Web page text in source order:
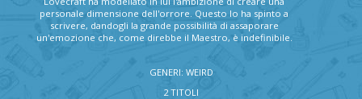
personale dimensione dell'orrore. Questo lo ha spinto a
scrivere, dandogli la grande possibilità di assaporare
un'emozione che, come direbbe il Maestro, è indefinibile.
GENERI: WEIRD
2 TITOLI